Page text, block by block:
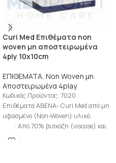
Curi Med Επιθέματα non
woven μη αποστειρωμένα
4ply 10x10cm
ΕΠΙΘΕΜΑΤΑ, Non Woven μη
Αποστειρωμένα 4play
Κωδικός Προϊόντος: 7020
Επιθέματα ΑΒΕΝΑ- Curi Med από μη
υφασμένο (Non-Woven) υλικό.
· Από 70% βισκόζη (viscose) και
30% πολυεστέρα (Polyester)